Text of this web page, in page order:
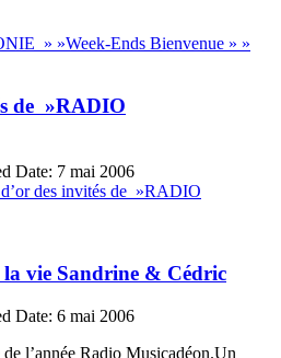
» »Week-Ends Bienvenue » »
de »RADIO
Date: 7 mai 2006
des invités de »RADIO
vie Sandrine & Cédric
Date: 6 mai 2006
l’année Radio Musicadéon.Un